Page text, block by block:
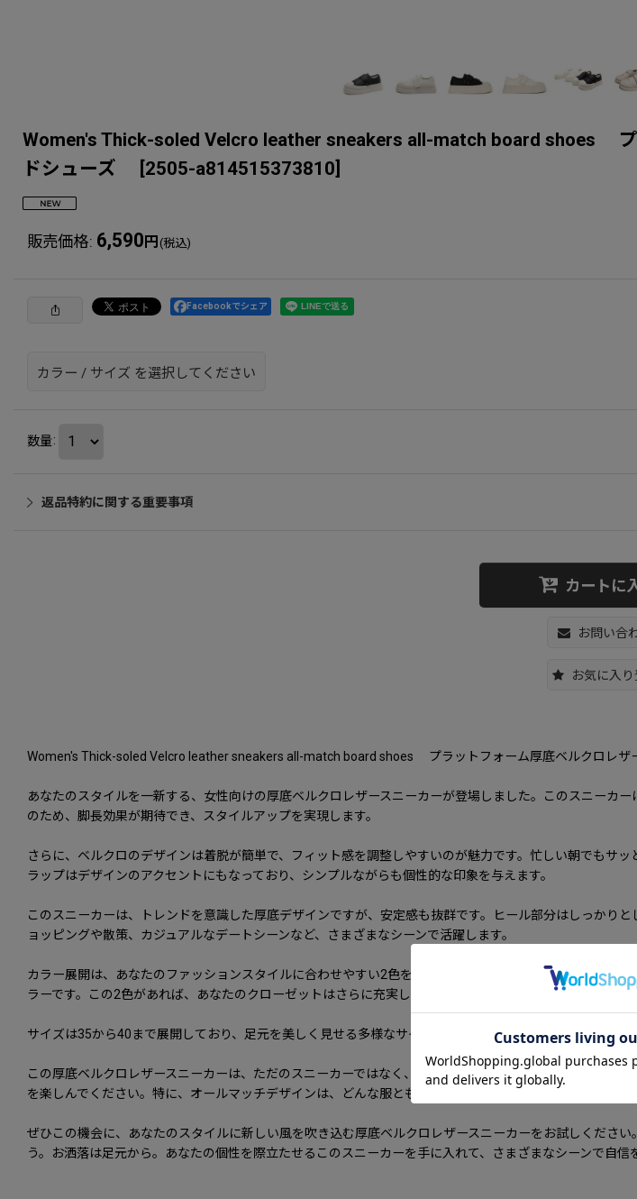
Women's Thick-soled Velcro leather sneakers all-match board shoes
ドシューズ
[2505-a814515373810]
販売価格: 6,590 円 (税込)
Facebookでシェア
カラー / サイズ を選択してください
数量:
返品特約に関する重要事項
カートに
お問い合
お気に入
Women's Thick-soled Velcro leather sneakers all-match board shoes プラットフォーム厚底ベルクロレ
あなたのスタイルを一新する、女性向けの厚底ベルクロレザースニーカーが登場しました。このスニーカ
のため、脚長効果が期待でき、スタイルアップを実現します。
さらに、ベルクロのデザインは着脱が簡単で、フィット感を調整しやすいのが魅力です。忙しい朝でもサ
ラップはデザインのアクセントにもなっており、シンプルながらも個性的な印象を与えます。
このスニーカーは、トレンドを意識した厚底デザインですが、安定感も抜群です。ヒール部分はしっかり
ョッピングや散策、カジュアルなデートシーンなど、さまざまなシーンで活躍します。
カラー展開は、あなたのファッションスタイルに合わせやすい2色をご用意しています。クールな印象を
ラーです。この2色があれば、あなたのクローゼットはさらに充実します。
サイズは35から40まで展開しており、足元を美しく見せる多様なサイズが揃っています。自分の足にぴっ
この厚底ベルクロレザースニーカーは、ただのスニーカーではなく、あなたのライフスタイルに寄り添う
を楽しんでください。特に、オールマッチデザインは、どんな服とも合わせやすいので、スタイリングの幅
ぜひこの機会に、あなたのスタイルに新しい風を吹き込む厚底ベルクロレザースニーカーをお試しくださ
う。お洒落は足元から。あなたの個性を際立たせるこのスニーカーを手に入れて、さまざまなシーンで自信